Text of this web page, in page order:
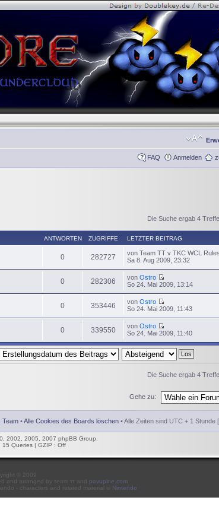
FAQ Anmelden
Die Suche ergab 4
ANTWORTEN ZUGRIFFE LETZTER BEITRAG
0 282727
von Team TT v TKC WCL Rules
Sa 8. Aug 2009, 23:32
0 282306 von Ostro
So 24. Mai 2009, 13:14
0 353446 von Ostro
So 24. Mai 2009, 11:43
0 339550 von Ostro
So 24. Mai 2009, 11:40
Die Suche ergab 4
Gehe zu:
Team •Alle Cookies des Boards löschen • Alle Zeiten sind UTC + 1 Stunde
2002, 2005, 2007 phpBB Group.
15 Queries | GZIP : Off
© 2009
and arranged by τeam ττ and povupine.com
- characters and related material © Nintendo